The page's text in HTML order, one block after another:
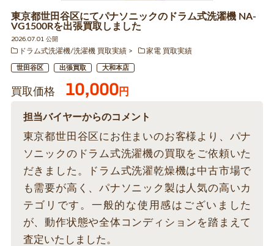
東京都世田谷区にてパナソニックのドラム式洗濯機 NA-
VG1500Rを出張買取しました
2026.07.01 公開
ドラム式洗濯機/洗濯機 買取実績
家電 買取実績
世田谷区 出張買取 大和本店
買取価格 10,000円
担当バイヤーからのコメント
東京都世田谷区にお住まいのお客様より、パナ
ソニックのドラム式洗濯機の買取をご依頼いた
だきました。ドラム式洗濯乾燥機は中古市場で
も需要が高く、パナソニック製は人気の高いカ
テゴリです。一般的な使用感はございました
が、動作状態や全体コンディションを踏まえて
査定いたしました。